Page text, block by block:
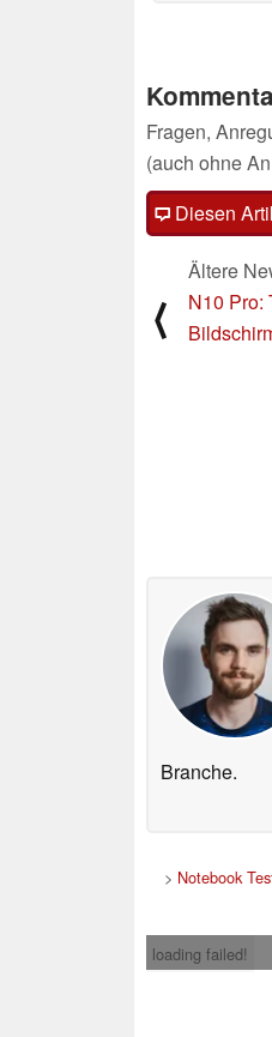
Fragen,
(auch ohne
Diesen
⟨
Ältere
N10 Pro:
Branche.
> Notebook
loading failed!